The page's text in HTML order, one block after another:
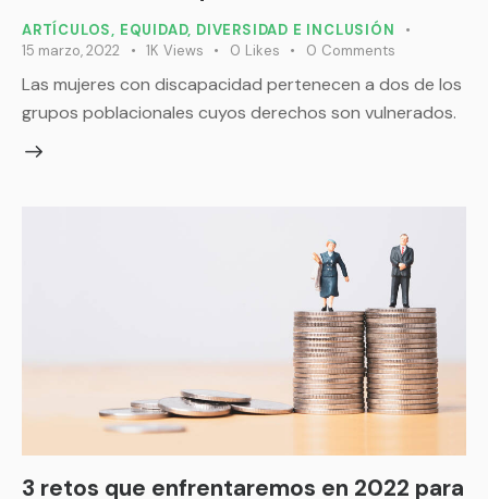
ARTÍCULOS, EQUIDAD, DIVERSIDAD E INCLUSIÓN
15 marzo, 2022
1K Views 0 Likes 0 Comments
Las mujeres con discapacidad pertenecen a dos de los
grupos poblacionales cuyos derechos son vulnerados.
3 retos que enfrentaremos en 2022 para